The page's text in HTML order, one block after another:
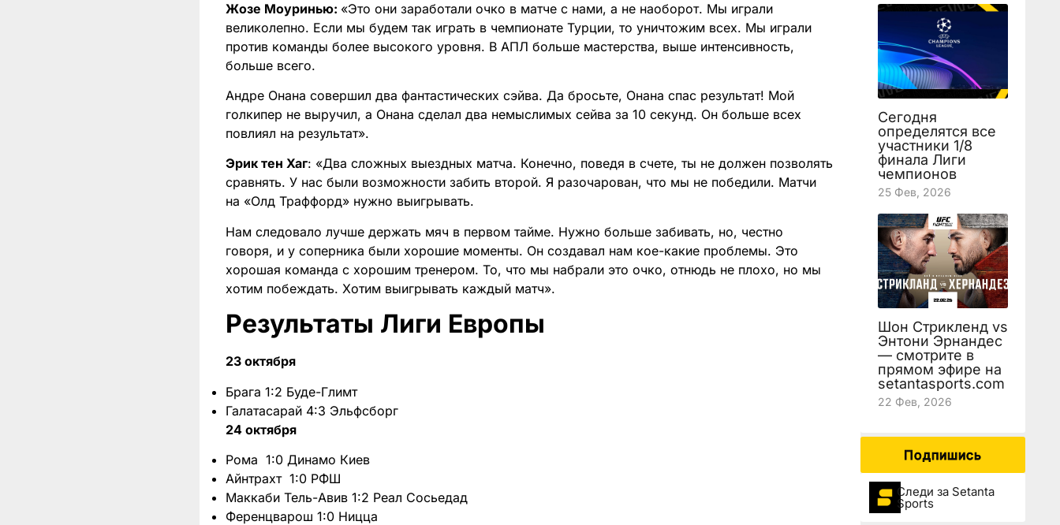
Жозе Моуринью: «Это они заработали очко в матче с нами, а не наоборот. Мы играли
великолепно. Если мы будем так играть в чемпионате Турции, то уничтожим всех. Мы играли
против команды более высокого уровня. В АПЛ больше мастерства, выше интенсивность,
больше всего.
Андре Онана совершил два фантастических сэйва. Да бросьте, Онана спас результат! Мой
голкипер не выручил, а Онана сделал два немыслимых сейва за 10 секунд. Он больше всех
повлиял на результат».
Эрик тен Хаг: «Два сложных выездных матча. Конечно, поведя в счете, ты не должен позволять
сравнять. У нас были возможности забить второй. Я разочарован, что мы не победили. Матчи
на «Олд Траффорд» нужно выигрывать.
Нам следовало лучше держать мяч в первом тайме. Нужно больше забивать, но, честно
говоря, и у соперника были хорошие моменты. Он создавал нам кое-какие проблемы. Это
хорошая команда с хорошим тренером. То, что мы набрали это очко, отнюдь не плохо, но мы
хотим побеждать. Хотим выигрывать каждый матч».
Результаты Лиги Европы
23 октября
Брага 1:2 Буде-Глимт
Галатасарай 4:3 Эльфсборг
24 октября
Рома 1:0 Динамо Киев
Айнтрахт 1:0 РФШ
Маккаби Тель-Авив 1:2 Реал Сосьедад
Ференцварош 1:0 Ницца
Сегодня
определятся все
участники 1/8
финала Лиги
чемпионов
25 Фев, 2026
Шон Стрикленд vs
Энтони Эрнандес
— смотрите в
прямом эфире на
setantasports.com
22 Фев, 2026
Подпишись
Следи за Setanta
Sports